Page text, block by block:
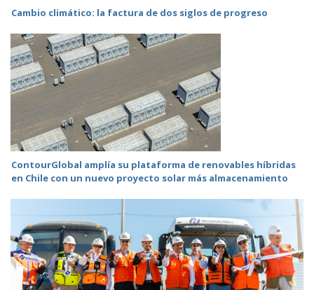
Cambio climático: la factura de dos siglos de progreso
ContourGlobal amplía su plataforma de renovables híbridas
en Chile con un nuevo proyecto solar más almacenamiento